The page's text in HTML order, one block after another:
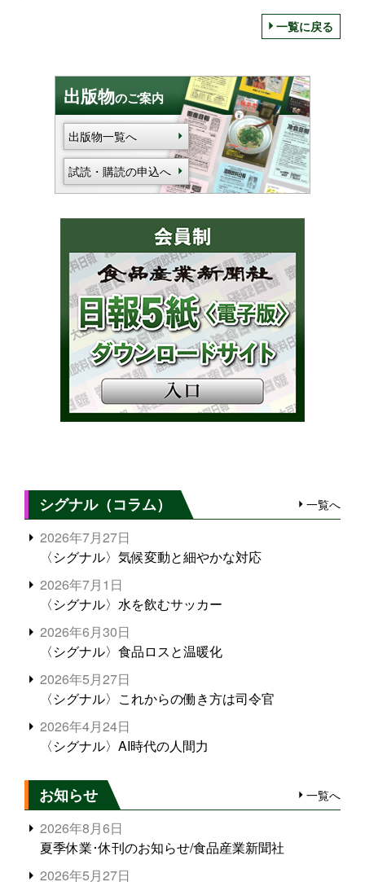
一覧に戻る
出版物のご案内
出版物一覧へ
試読・購読の申込へ
シグナル（コラム） 一覧へ
2026年7月27日
〈シグナル〉気候変動と細やかな対応
2026年7月1日
〈シグナル〉水を飲むサッカー
2026年6月30日
〈シグナル〉食品ロスと温暖化
2026年5月27日
〈シグナル〉これからの働き方は司令官
2026年4月24日
〈シグナル〉AI時代の人間力
お知らせ 一覧へ
2026年8月6日
夏季休業･休刊のお知らせ/食品産業新聞社
2026年5月27日